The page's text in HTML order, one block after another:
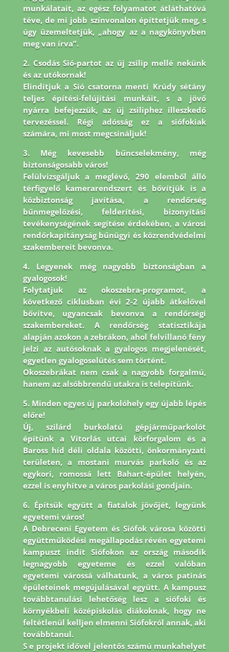
munkálatait, az egész folyamatot átláthatóvá
téve, de mi jobb színvonalon építtetjük meg, s
úgy üzemeltetjük, „ahogy az a nagykönyvben
meg van írva”.
2. Csodás Sió-partot az új zsilip mellé nekünk
és az utókornak!
Elindítjuk a Sió csatorna menti Krúdy sétány
teljes építési-felújítási munkáit, s a jövő
nyárra befejezzük, az új zsiliphez illeszkedő
tervezéssel. Régi adósság ez a siófokiak
számára, mi most megcsináljuk!
3. Még kevesebb bűncselekmény, még
biztonságosabb város!
Felülvizsgáljuk a meglévő, 290 elemből álló
térfigyelő kamerarendszert és bővítjük is a
közbiztonság javítása, a rendőrség
bűnmegelőzési, felderítési, bizonyítási
tevékenységének segítése érdekében, a városi
rendőrkapitányság bűnügyi és közrendvédelmi
szakembereit bevonva.
4. Legyenek még nagyobb biztonságban a
gyalogosok!
Folytatjuk az okoszebra-programot, a
következő ciklusban évi 2-2 újabb átkelővel
bővítve, ugyancsak bevonva a rendőrségi
szakembereket. A rendőrség statisztikája
alapján azokon a zebrákon, ahol felvillanó fény
jelzi az autósoknak a gyalogos megjelenését,
egyetlen gyalogoselütés sem történt.
Okoszebrákat nem csak a nagyobb forgalmú,
hanem az alsóbbrendű utakra is telepítünk.
5. Minden egyes új parkolóhely egy újabb lépés
előre!
Új, szilárd burkolatú gépjárműparkolót
építünk a Vitorlás utcai körforgalom és a
Baross híd déli oldala közötti, önkormányzati
területen, a mostani murvás parkoló és az
egykori, romossá lett Bahart-épület helyén,
ezzel is enyhítve a város parkolási gondjain.
6. Építsük együtt a fiatalok jövőjét, legyünk
egyetemi város!
A Debreceni Egyetem és Siófok városa közötti
együttműködési megállapodás révén egyetemi
kampuszt indít Siófokon az ország második
legnagyobb egyeteme és ezzel valóban
egyetemi várossá válhatunk, a város patinás
épületeinek megújulásával együtt. A kampusz
továbbtanulási lehetőség lesz a siófoki és
környékbeli középiskolás diákoknak, hogy ne
feltétlenül kelljen elmenni Siófokról annak, aki
továbbtanul.
S e projekt idővel jelentős számú munkahelyet